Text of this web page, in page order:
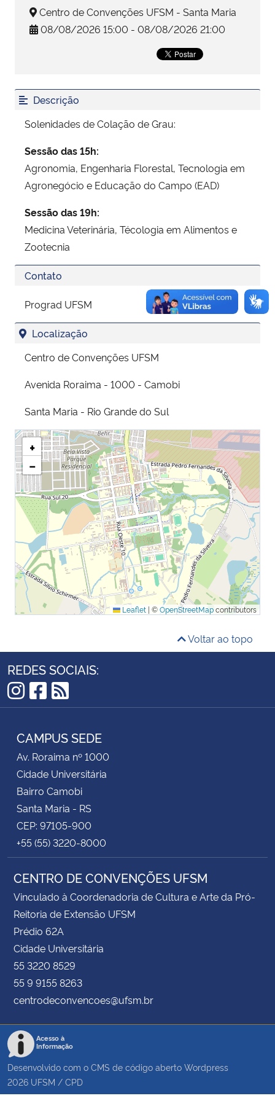
Secretaria-Geral
Gabinete de Segurança Institucional
Advocacia-Geral da União
Banco Central do Brasil
Planalto
Centro de Convenções UFSM - Santa Maria
08/08/2026 15:00 - 08/08/2026 21:00
Descrição
Solenidades de Colação de Grau:
Sessão das 15h:
Agronomia, Engenharia Florestal, Tecnologia em
Agronegócio e Educação do Campo (EAD)
Sessão das 19h:
Medicina Veterinária, Técologia em Alimentos e
Zootecnia
Contato
Prograd UFSM
Localização
Centro de Convenções UFSM
Avenida Roraima - 1000 - Camobi
Santa Maria - Rio Grande do Sul
+
−
Leaflet | ©OpenStreetMapcontributors
Voltar ao topo
REDES SOCIAIS:
Instagram
Facebook
RSS
CAMPUS SEDE
Av. Roraima nº 1000
Cidade Universitária
Bairro Camobi
Santa Maria - RS
CEP: 97105-900
+55 (55) 3220-8000
CENTRO DE CONVENÇÕES UFSM
Vinculado à Coordenadoria de Cultura e Arte da Pró-
Reitoria de Extensão UFSM
Prédio 62A
Cidade Universitária
55 3220 8529
55 9 9155 8263
centrodeconvencoes@ufsm.br
Acesso à
Informação
Desenvolvido com o CMS de código aberto Wordpress
2026 UFSM / CPD